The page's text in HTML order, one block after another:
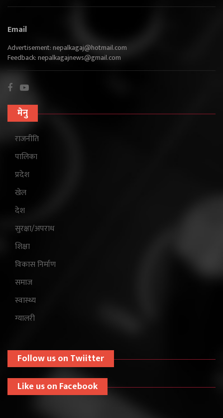
Email
Advertisement:nepalkagaj@hotmail.com
Feedback:nepalkagajnews@gmail.com
मेनु
राजनीति
पालिका
प्रदेश
खेल
देश
सुरक्षा/अपराध
शिक्षा
विकास निर्माण
समाज
स्वास्थ्य
ग्यालरी
Follow us on Twiitter
Like us on Facebook